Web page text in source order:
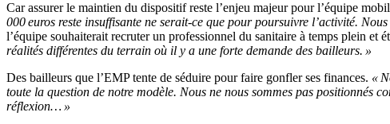
Car assurer le maintien du dispositif reste l’enjeu majeur pour l’équipe
000 euros reste insuffisante ne serait-ce que pour poursuivre l’activité.
l’équipe souhaiterait recruter un professionnel du sanitaire à temps plein et
réalités différentes du terrain où il y a une forte demande des bailleurs. »
Des bailleurs que l’EMP tente de séduire pour faire gonfler ses finances. «
toute la question de notre modèle. Nous ne nous sommes pas
réflexion… »